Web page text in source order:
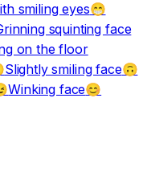
smiling eyes😁
squinting face
on the floor
Slightly smiling face🙃
Winking face😊